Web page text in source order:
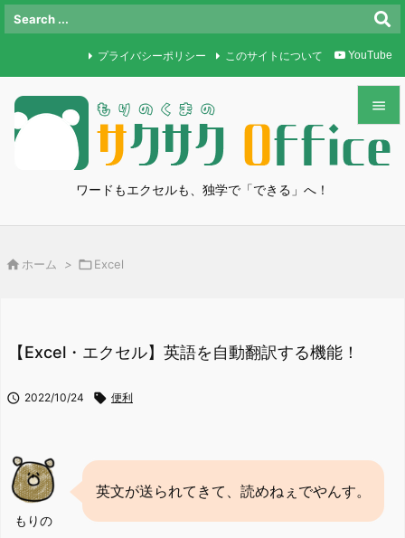
ワードもエクセルも、独学で「できる」へ！


メニュ
プライバシーポリシー このサイトについて YouTube
 ホーム > Excel
【Excel・エクセル】英語を自動翻訳する機能！
 2022/10/24  便利
もりの
英文が送られてきて、読めねぇでやんす。